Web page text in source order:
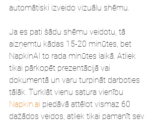
automātiski izveido vizuālu shēmu.
Ja es pati šādu shēmu veidotu, tā
aizņemtu kādas 15-20 minūtes, bet
NapkinAI to rada minūtes laikā. Atliek
tikai pārkopēt prezentācijā vai
dokumentā un varu turpināt darboties
tālāk. Turklāt vienu satura vienību
Napkin.ai piedāvā attēlot vismaz 60
dažādos veidos, atliek tikai pamanīt sev